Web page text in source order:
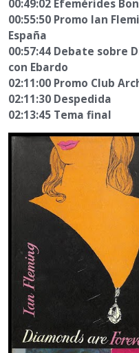
00:49:02 Efemérides
00:55:50 Promo Ian
España
00:57:44 Debate sobre
con Ebardo
02:11:00 Promo Club
02:11:30 Despedida
02:13:45 Tema final